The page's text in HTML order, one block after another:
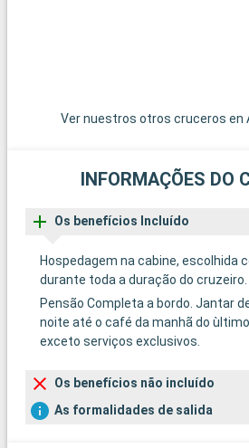
Ver nuestros otros cruceros en
INFORMAÇÕES DO
Os benefícios Incluído
Hospedagem na cabine, escolhida
durante toda a duração do cruzeiro.
Pensão Completa a bordo. Jantar
noite até o café da manhã do
exceto serviços exclusivos.
Os benefícios não incluído
As formalidades de salida